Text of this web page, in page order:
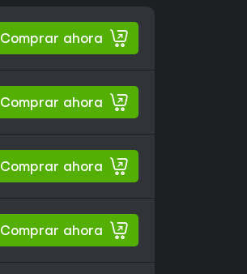
Comprar ahora
Comprar ahora
Comprar ahora
Comprar ahora